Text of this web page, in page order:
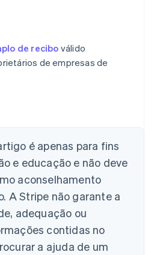
de recibo válido
de empresas de
é apenas para fins
e educação e não deve
aconselhamento
A Stripe não garante a
adequação ou
contidas no
a ajuda de um
English